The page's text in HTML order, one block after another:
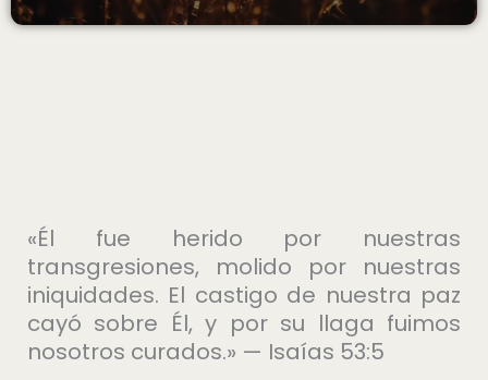
«Él fue herido por nuestras
transgresiones, molido por nuestras
iniquidades. El castigo de nuestra paz
cayó sobre Él, y por su llaga fuimos
nosotros curados.» — Isaías 53:5